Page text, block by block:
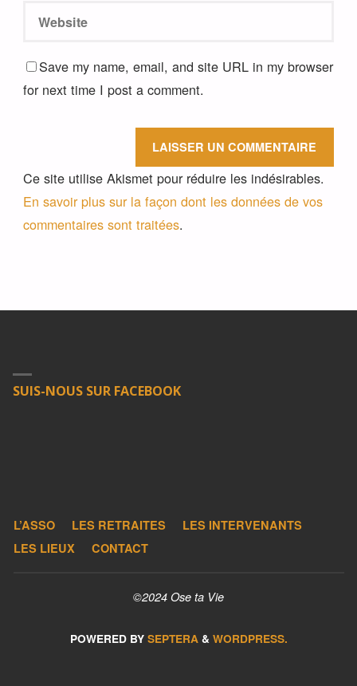
Save my name, email, and site URL in my browser
for next time I post a comment.
Ce site utilise Akismet pour réduire les indésirables.
En savoir plus sur la façon dont les données de vos
commentaires sont traitées.
SUIS-NOUS SUR FACEBOOK
L’ASSO LES RETRAITES
LES INTERVENANTS
LES LIEUX
CONTACT
©2024 Ose ta Vie
POWERED BYSEPTERA& WORDPRESS.